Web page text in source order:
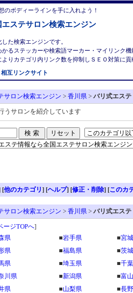
のボディーラインを手に入れよう！
ステサロン検索エンジン
た検索エンジンです。
るステッカーや検索語マーカー・マイリンク
りカテゴリ内リンク数を抑制しＳＥＯ対策に
相互リンクサイト
サロン検索エンジン > 香川県 > バリ式エステ
うサロンを紹介しています
[他のカテゴリ] [ヘルプ] [修正・削除] [このカ
サロン検索エンジン > 香川県 > バリ式エステ
ージTOPへ]
県 ■岩手県 ■宮
県 ■福島県 ■茨
県 ■埼玉県 ■千
川県 ■新潟県 ■富
県 ■山梨県 ■長